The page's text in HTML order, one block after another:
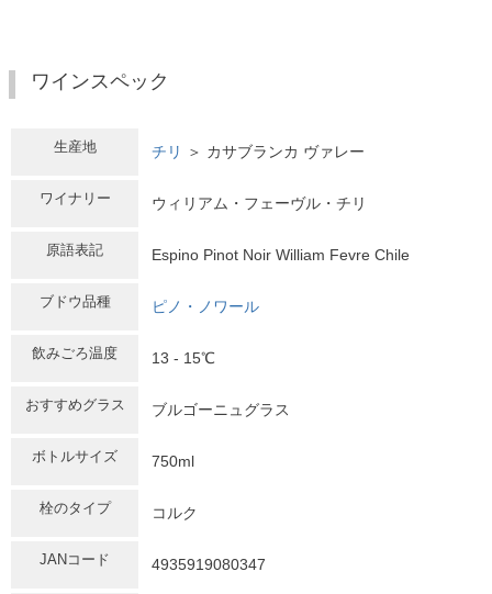
ワインスペック
生産地 チリ ＞ カサブランカ ヴァレー
ワイナリー ウィリアム・フェーヴル・チリ
原語表記 Espino Pinot Noir William Fevre Chile
ブドウ品種 ピノ・ノワール
飲みごろ温度 13 - 15℃
おすすめグラス ブルゴーニュグラス
ボトルサイズ 750ml
栓のタイプ コルク
JANコード 4935919080347